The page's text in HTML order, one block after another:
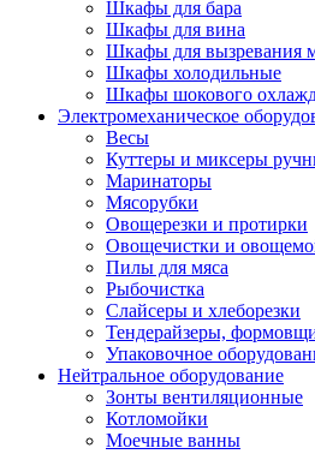
Шкафы для бара
Шкафы для вина
Шкафы для вызревания
Шкафы холодильные
Шкафы шокового
Электромеханическое
Весы
Куттеры и миксеры
Маринаторы
Мясорубки
Овощерезки и протирки
Овощечистки и
Пилы для мяса
Рыбочистка
Слайсеры и хлеборезки
Тендерайзеры,
Упаковочное
Нейтральное оборудование
Зонты вентиляционные
Котломойки
Моечные ванны